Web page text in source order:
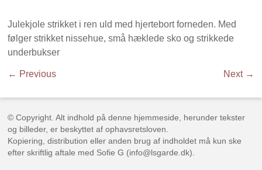
Julekjole strikket i ren uld med hjertebort forneden. Med
følger strikket nissehue, små hæklede sko og strikkede
underbukser
← Previous Next →
© Copyright. Alt indhold på denne hjemmeside, herunder tekster
og billeder, er beskyttet af ophavsretsloven.
Kopiering, distribution eller anden brug af indholdet må kun ske
efter skriftlig aftale med Sofie G (info@lsgarde.dk).